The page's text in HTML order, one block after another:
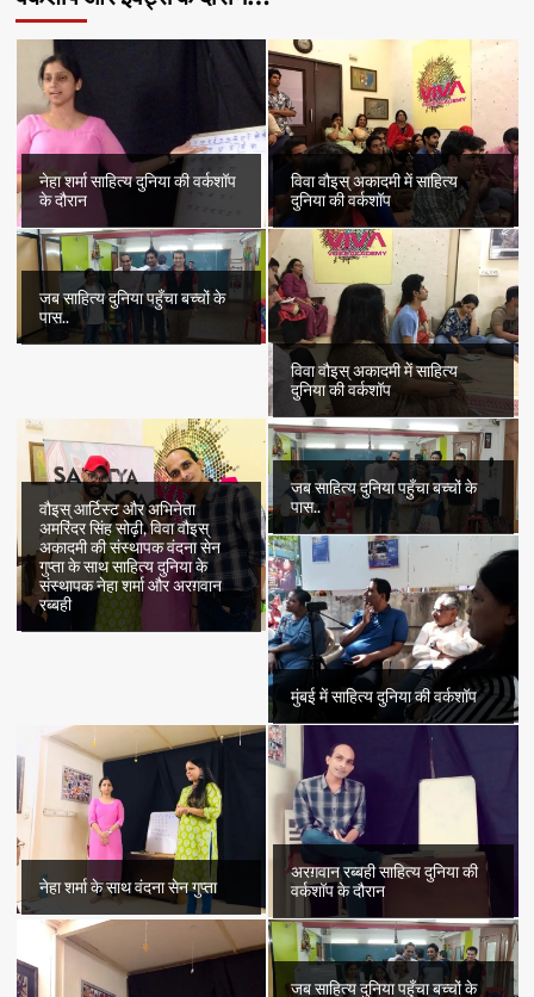
विद्यार्थी
की
फाँसी”
पहला
भाग
नेहा शर्मा साहित्य दुनिया की वर्कशॉप
के दौरान
विवा वौइस् अकादमी में साहित्य
दुनिया की वर्कशॉप
जब साहित्य दुनिया पहुँचा बच्चों के
पास..
विवा वौइस् अकादमी में साहित्य
दुनिया की वर्कशॉप
वौइस् आर्टिस्ट और अभिनेता
अमरिंदर सिंह सोढ़ी, विवा वौइस्
अकादमी की संस्थापक वंदना सेन
गुप्ता के साथ साहित्य दुनिया के
संस्थापक नेहा शर्मा और अरग़वान
रब्बही
जब साहित्य दुनिया पहुँचा बच्चों के
पास..
मुंबई में साहित्य दुनिया की वर्कशॉप
नेहा शर्मा के साथ वंदना सेन गुप्ता
अरग़वान रब्बही साहित्य दुनिया की
वर्कशॉप के दौरान
जब साहित्य दुनिया पहुँचा बच्चों के